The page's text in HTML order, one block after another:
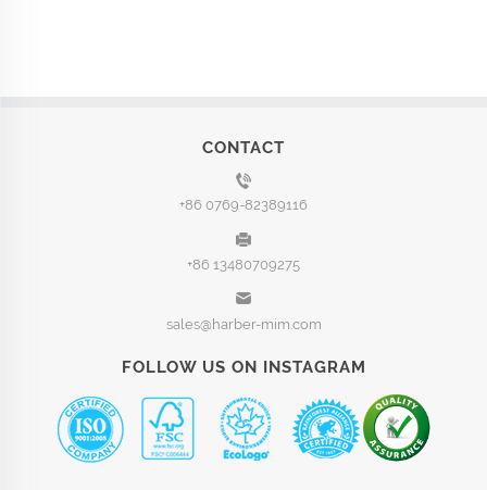
CONTACT
+86 0769-82389116
+86 13480709275
sales@harber-mim.com
FOLLOW US ON INSTAGRAM